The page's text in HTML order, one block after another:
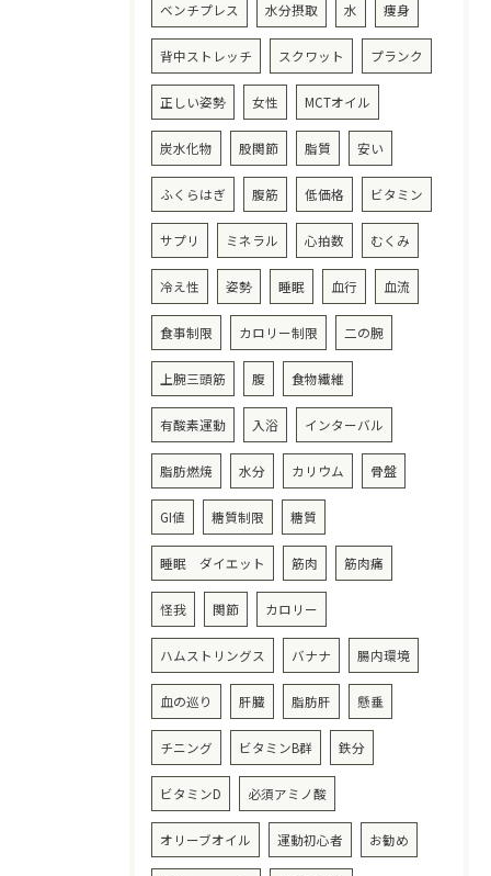
ベンチプレス 水分摂取 水 痩身
背中ストレッチ スクワット プランク
正しい姿勢 女性 MCTオイル
炭水化物 股関節 脂質 安い
ふくらはぎ 腹筋 低価格 ビタミン
サプリ ミネラル 心拍数 むくみ
冷え性 姿勢 睡眠 血行 血流
食事制限 カロリー制限 二の腕
上腕三頭筋 腹 食物繊維
有酸素運動 入浴 インターバル
脂肪燃焼 水分 カリウム 骨盤
GI値 糖質制限 糖質
睡眠 ダイエット 筋肉 筋肉痛
怪我 関節 カロリー
ハムストリングス バナナ 腸内環境
血の巡り 肝臓 脂肪肝 懸垂
チニング ビタミンB群 鉄分
ビタミンD 必須アミノ酸
オリーブオイル 運動初心者 お勧め